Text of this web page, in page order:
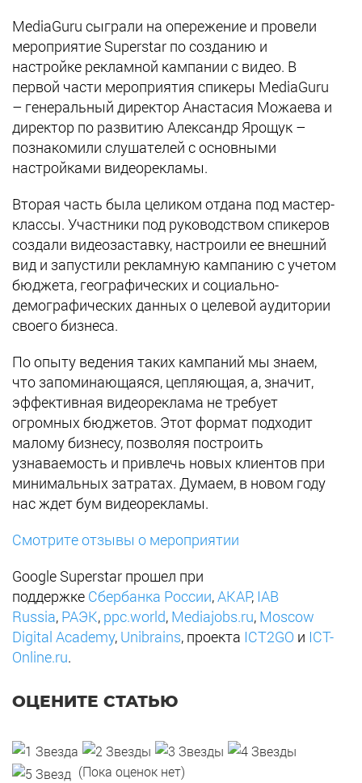
MediaGuru сыграли на опережение и провели
мероприятие Superstar по созданию и
настройке рекламной кампании с видео. В
первой части мероприятия спикеры MediaGuru
– генеральный директор Анастасия Можаева и
директор по развитию Александр Ярощук –
познакомили слушателей с основными
настройками видеорекламы.
Вторая часть была целиком отдана под мастер-
классы. Участники под руководством спикеров
создали видеозаставку, настроили ее внешний
вид и запустили рекламную кампанию с учетом
бюджета, географических и социально-
демографических данных о целевой аудитории
своего бизнеса.
По опыту ведения таких кампаний мы знаем,
что запоминающаяся, цепляющая, а, значит,
эффективная видеореклама не требует
огромных бюджетов. Этот формат подходит
малому бизнесу, позволяя построить
узнаваемость и привлечь новых клиентов при
минимальных затратах. Думаем, в новом году
нас ждет бум видеорекламы.
Смотрите отзывы о мероприятии
Google Superstar прошел при
поддержке Сбербанка России,АКАР, IAB
Russia, РАЭК, ppc.world, Mediajobs.ru, Moscow
Digital Academy, Unibrains, проекта ICT2GO и ICT-
Online.ru.
ОЦЕНИТЕ СТАТЬЮ
(Пока оценок нет)